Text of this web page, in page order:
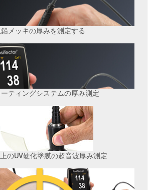
鉛メッキの厚みを測定する
ーティングシステムの厚み測定
のUV硬化塗膜の超音波厚み測定